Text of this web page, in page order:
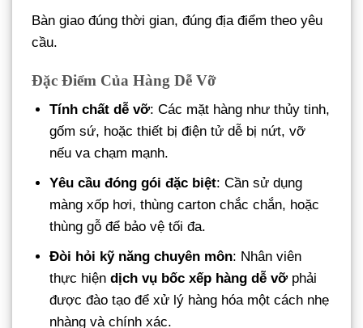
Bàn giao đúng thời gian, đúng địa điểm theo yêu
cầu.
Đặc Điểm Của Hàng Dễ Vỡ
Tính chất dễ vỡ: Các mặt hàng như thủy tinh,
gốm sứ, hoặc thiết bị điện tử dễ bị nứt, vỡ
nếu va chạm mạnh.
Yêu cầu đóng gói đặc biệt: Cần sử dụng
màng xốp hơi, thùng carton chắc chắn, hoặc
thùng gỗ để bảo vệ tối đa.
Đòi hỏi kỹ năng chuyên môn: Nhân viên
thực hiệndịch vụ bốc xếp hàng dễ vỡphải
được đào tạo để xử lý hàng hóa một cách nhẹ
nhàng và chính xác.